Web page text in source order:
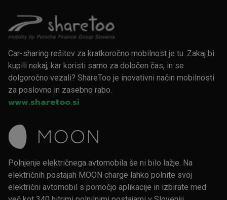
Car-sharing rešitev za kratkoročno mobilnost je tu. Zakaj bi
kupili nekaj, kar koristi samo za določen čas, in se
dolgoročno vezali? ShareToo je inovativni način mobilnosti
za poslovno in zasebno rabo.
www.sharetoo.si
Polnjenje električnega avtomobila še ni bilo lažje. Na
električnih postajah MOON charge lahko polnite svoj
električni avtomobil s pomočjo aplikacije in izbirate med